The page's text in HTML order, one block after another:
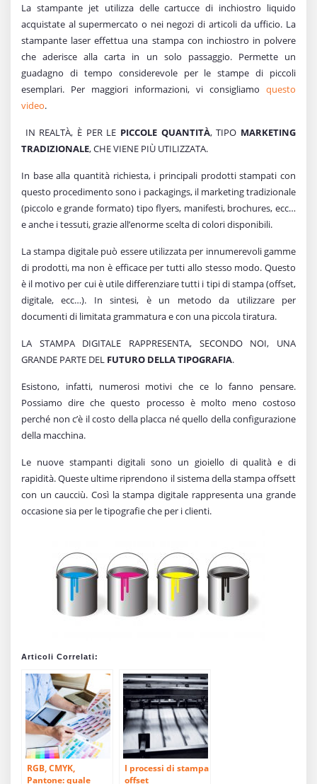
La stampante jet utilizza delle cartucce di inchiostro liquido
acquistate al supermercato o nei negozi di articoli da ufficio. La
stampante laser effettua una stampa con inchiostro in polvere
che aderisce alla carta in un solo passaggio. Permette un
guadagno di tempo considerevole per le stampe di piccoli
esemplari. Per maggiori informazioni, vi consigliamo questo
video.
IN REALTÀ, È PER LE PICCOLE QUANTITÀ, TIPO MARKETING
TRADIZIONALE, CHE VIENE PIÙ UTILIZZATA.
In base alla quantità richiesta, i principali prodotti stampati con
questo procedimento sono i packagings, il marketing tradizionale
(piccolo e grande formato) tipo flyers, manifesti, brochures, ecc…
e anche i tessuti, grazie all’enorme scelta di colori disponibili.
La stampa digitale può essere utilizzata per innumerevoli gamme
di prodotti, ma non è efficace per tutti allo stesso modo. Questo
è il motivo per cui è utile differenziare tutti i tipi di stampa (offset,
digitale, ecc…). In sintesi, è un metodo da utilizzare per
documenti di limitata grammatura e con una piccola tiratura.
LA STAMPA DIGITALE RAPPRESENTA, SECONDO NOI, UNA
GRANDE PARTE DEL FUTURO DELLA TIPOGRAFIA.
Esistono, infatti, numerosi motivi che ce lo fanno pensare.
Possiamo dire che questo processo è molto meno costoso
perché non c’è il costo della placca né quello della configurazione
della macchina.
Le nuove stampanti digitali sono un gioiello di qualità e di
rapidità. Queste ultime riprendono il sistema della stampa offsett
con un caucciù. Così la stampa digitale rappresenta una grande
occasione sia per le tipografie che per i clienti.
Articoli Correlati:
RGB, CMYK,
Pantone: quale
I processi di stampa
offset